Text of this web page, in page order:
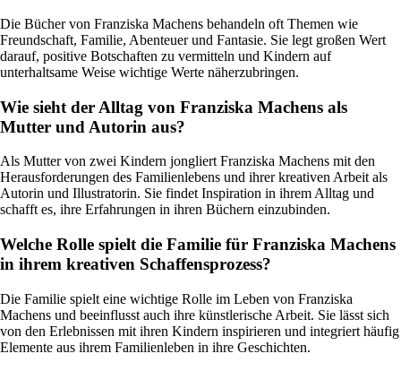
Die Bücher von Franziska Machens behandeln oft Themen wie
Freundschaft, Familie, Abenteuer und Fantasie. Sie legt großen Wert
darauf, positive Botschaften zu vermitteln und Kindern auf
unterhaltsame Weise wichtige Werte näherzubringen.
Wie sieht der Alltag von Franziska Machens als
Mutter und Autorin aus?
Als Mutter von zwei Kindern jongliert Franziska Machens mit den
Herausforderungen des Familienlebens und ihrer kreativen Arbeit als
Autorin und Illustratorin. Sie findet Inspiration in ihrem Alltag und
schafft es, ihre Erfahrungen in ihren Büchern einzubinden.
Welche Rolle spielt die Familie für Franziska Machens
in ihrem kreativen Schaffensprozess?
Die Familie spielt eine wichtige Rolle im Leben von Franziska
Machens und beeinflusst auch ihre künstlerische Arbeit. Sie lässt sich
von den Erlebnissen mit ihren Kindern inspirieren und integriert häufig
Elemente aus ihrem Familienleben in ihre Geschichten.